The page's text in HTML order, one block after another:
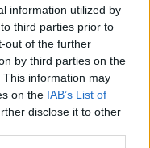
information utilized by
third parties prior to
out of the further
by third parties on the
This information may
on the IAB’s List of
disclose it to other